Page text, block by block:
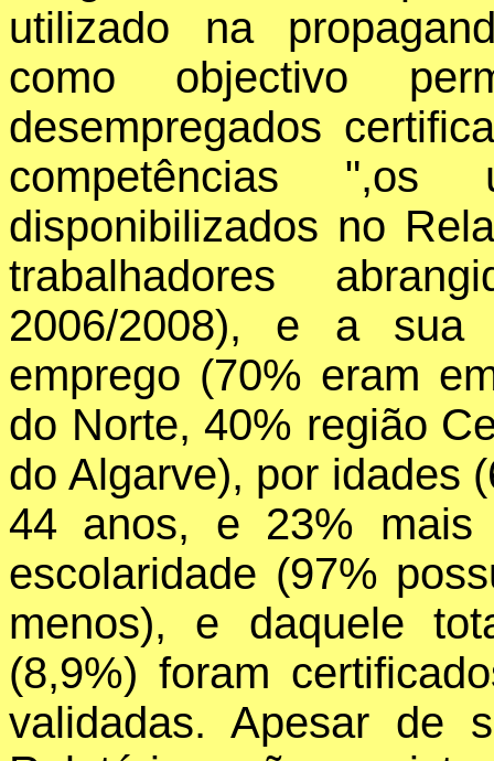
utilizado na
como objectivo
desempregados
competências
disponibilizados no
trabalhadores
2006/2008), e a sua
emprego (70% eram
do Norte, 40% região
do Algarve), por idades
44 anos, e 23%
escolaridade (97%
menos), e daquele
(8,9%) foram
validadas. Apesar de